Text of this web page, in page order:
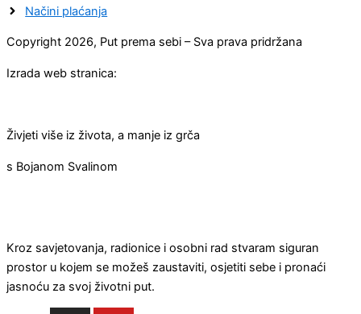
Načini plaćanja
Copyright 2026, Put prema sebi – Sva prava pridržana
Izrada web stranica:
Živjeti više iz života, a manje iz grča
s Bojanom Svalinom
Kroz savjetovanja, radionice i osobni rad stvaram siguran
prostor u kojem se možeš zaustaviti, osjetiti sebe i pronaći
jasnoću za svoj životni put.